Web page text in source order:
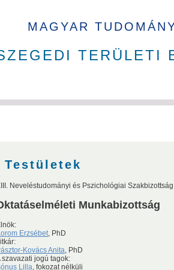
MAGYAR
TERÜLETI
Judit Gyimóthy Tibor
Testületek
Neveléstudományi és Pszichológiai Szakbizottság
Munkabizottság
Erzsébet, PhD
Kovács Anita, PhD
szavazati jogú tagok:
Lilla, fokozat nélküli